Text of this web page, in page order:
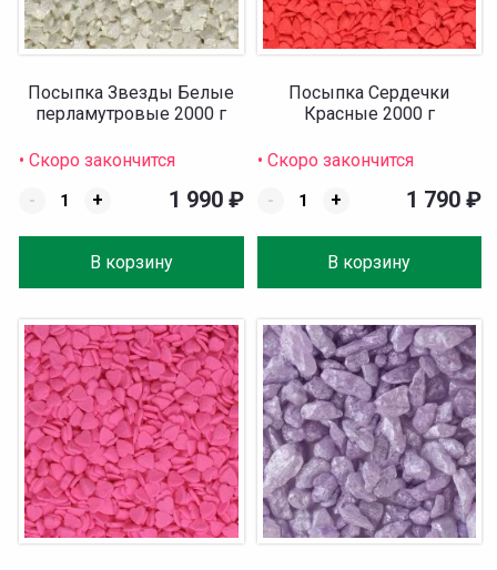
Посыпка Звезды Белые
перламутровые 2000 г
• Скоро закончится
-
+
В корзину
1 990 ₽
Посыпка Сердечки
Красные 2000 г
• Скоро закончится
-
+
В корзину
1 790 ₽